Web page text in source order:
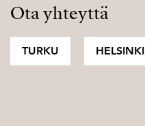
Ota yhteyttä
TURKU HELSINKI